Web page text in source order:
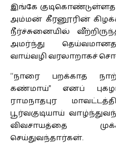
இங்கே
அம்மன் கீரனூரின்
நீர்ச்சுனையில்
அமர்ந்து
வாய்வழி வரலாறாகச்
‘‘நாரை பறக்காத
கண்மாய்” எனப்
ராமநாதபுர
பூர்வகுடியாய்
விவசாயத்தை
செய்துவந்தார்கள்.